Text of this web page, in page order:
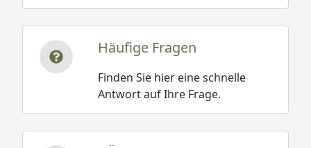
Häufige Fragen
Finden Sie hier eine schnelle
Antwort auf Ihre Frage.